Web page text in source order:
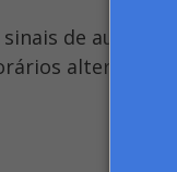
alternados.